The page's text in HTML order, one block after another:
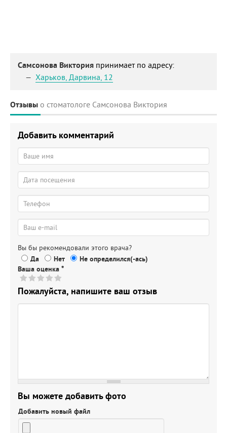
Самсонова Виктория принимает по адресу:
Харьков, Дарвина, 12
Отзывы о стоматологе Самсонова Виктория
Добавить комментарий
Вы бы рекомендовали этого врача?
Да
Нет
Не определился(-ась)
Ваша оценка *
Пожалуйста, напишите ваш отзыв
Вы можете добавить фото
Добавить новый файл